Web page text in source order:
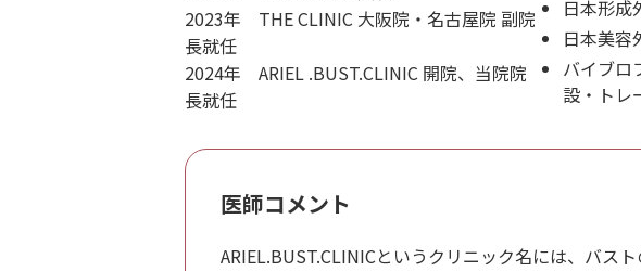
LINEから予約する
2023年 THE CLINIC 大阪院・名古屋院 副院
長就任
2024年 ARIEL .BUST.CLINIC 開院、当院院
長就任
日本形成
日本美容
バイブロ
設・トレ
医師コメント
ARIEL.BUST.CLINICというクリニック名には、バス